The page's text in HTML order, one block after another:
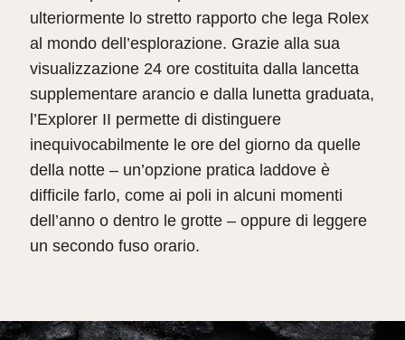
ulteriormente lo stretto rapporto che lega Rolex
al mondo dell’esplorazione. Grazie alla sua
visualizzazione 24 ore costituita dalla lancetta
supplementare arancio e dalla lunetta graduata,
l’Explorer II permette di distinguere
inequivocabilmente le ore del giorno da quelle
della notte – un’opzione pratica laddove è
difficile farlo, come ai poli in alcuni momenti
dell’anno o dentro le grotte – oppure di leggere
un secondo fuso orario.